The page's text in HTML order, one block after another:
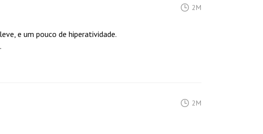
2M
e um pouco de hiperatividade.
2M